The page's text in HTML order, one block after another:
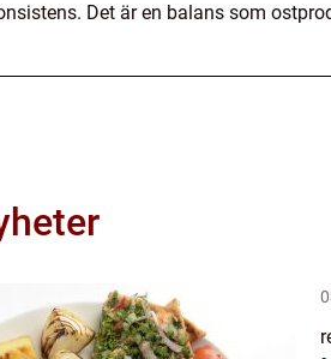
Det är en balans som